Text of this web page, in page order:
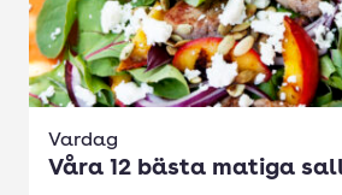
Vardag
Våra 12 bästa matiga